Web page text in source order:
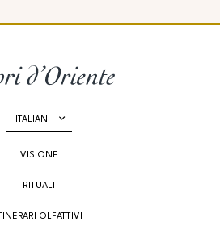
ITALIAN
VISIONE
RITUALI
OLFATTIVI